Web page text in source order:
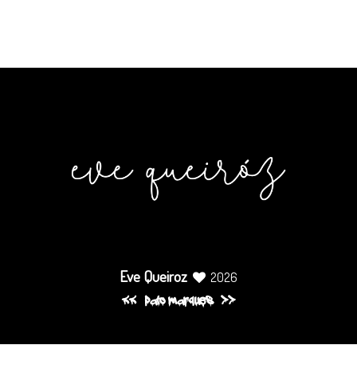
Eve Queiroz 2026
pato marques